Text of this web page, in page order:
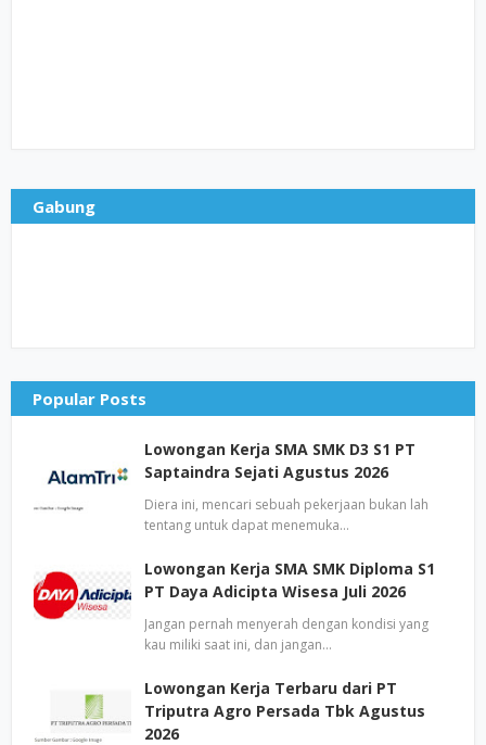
Gabung
Popular Posts
Lowongan Kerja SMA SMK D3 S1 PT
Saptaindra Sejati Agustus 2026
Diera ini, mencari sebuah pekerjaan bukan lah
tentang untuk dapat menemuka…
Lowongan Kerja SMA SMK Diploma S1
PT Daya Adicipta Wisesa Juli 2026
Jangan pernah menyerah dengan kondisi yang
kau miliki saat ini, dan jangan…
Lowongan Kerja Terbaru dari PT
Triputra Agro Persada Tbk Agustus
2026